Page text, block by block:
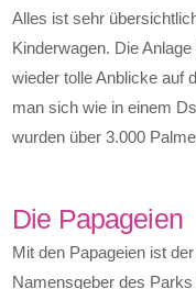
Alles ist sehr
Kinderwagen. Die
wieder tolle Anblicke auf
man sich wie in einem
wurden über 3.000
Die Papageien
Mit den Papageien ist
Namensgeber des